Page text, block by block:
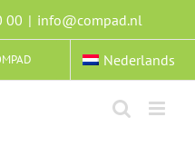
00 | info@compad.nl
Nederlands